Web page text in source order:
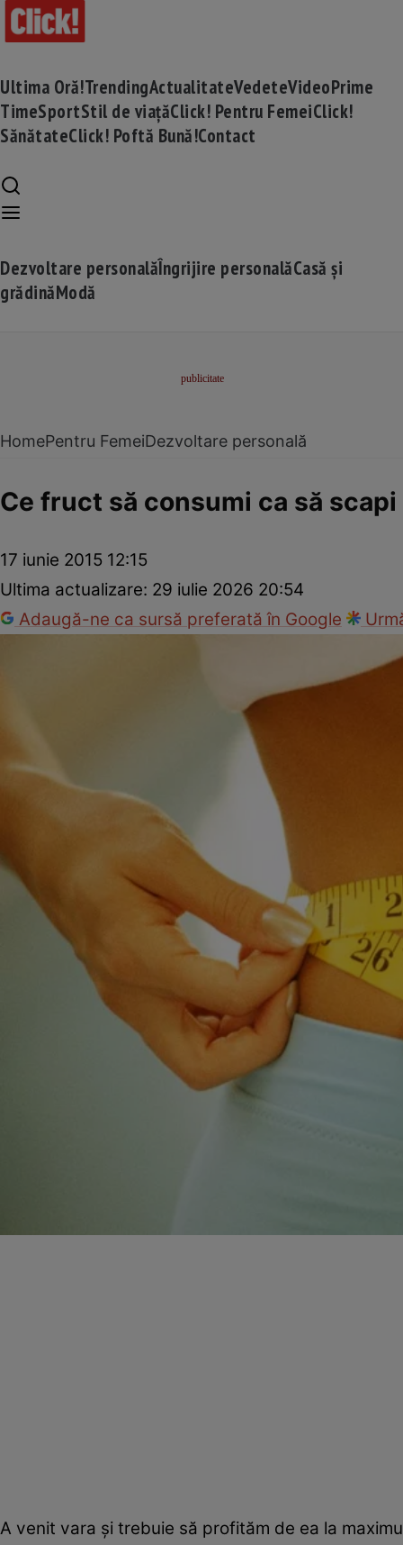
Ultima Oră!TrendingActualitateVedeteVideoPrime
TimeSportStil de viațăClick! Pentru FemeiClick!
SănătateClick! Poftă Bună!Contact
Dezvoltare personalăÎngrijire personalăCasă și
grădinăModă
HomePentru FemeiDezvoltare personală
Ce fruct să consumi ca să
17 iunie 2015 12:15
Ultima actualizare: 29 iulie 2026 20:54
Adaugă-ne ca sursă preferată în Google
A venit vara şi trebuie să profităm de ea la